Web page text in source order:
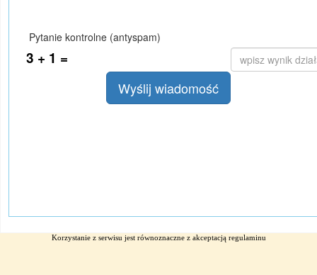
Korzystanie z serwisu jest równoznaczne z akceptacją regulaminu